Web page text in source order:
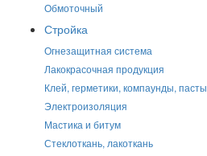
Обмоточный
Стройка
Огнезащитная система
Лакокрасочная продукция
Клей, герметики, компаунды, пасты
Электроизоляция
Мастика и битум
Стеклоткань, лакоткань